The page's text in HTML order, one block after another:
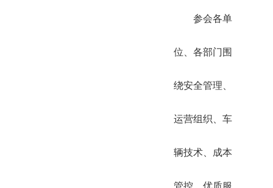
参会各单
位、各部门围
绕安全管理、
运营组织、车
辆技术、成本
管控、优质服